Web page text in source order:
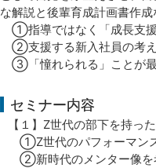
な解説と後輩育成計画書作
①指導ではなく「成長支援
②支援する新入社員の考え
③「憧れられる」ことが最
セミナー内容
【１】Z世代の部下を持っ
①Z世代のパフォーマン
②新時代のメンター像を